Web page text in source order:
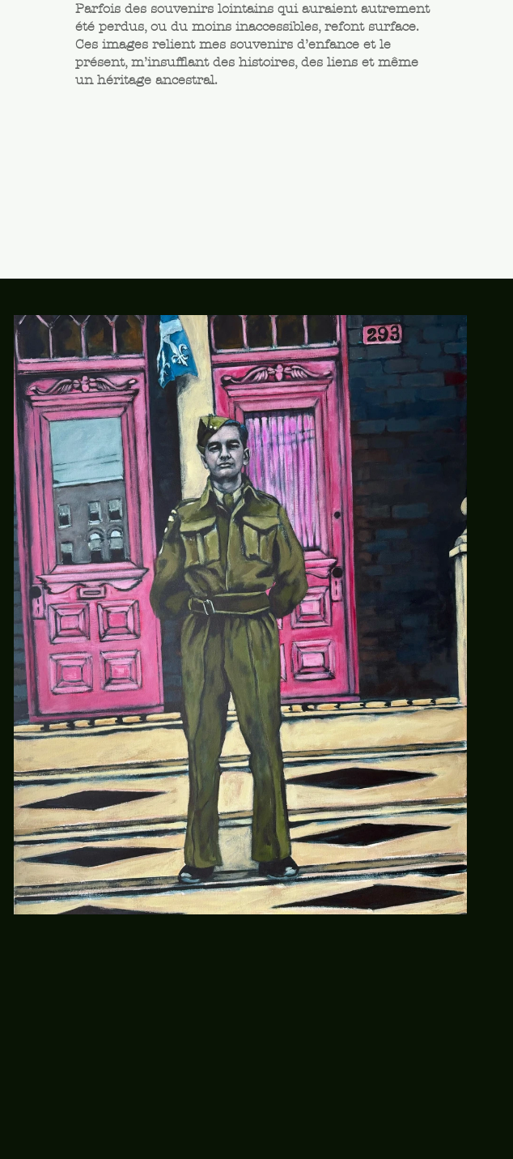
Parfois des souvenirs lointains qui auraient autrement
été perdus, ou du moins inaccessibles, refont surface.
Ces images relient mes souvenirs d’enfance et le
présent, m’insufflant des histoires, des liens et même
un héritage ancestral.